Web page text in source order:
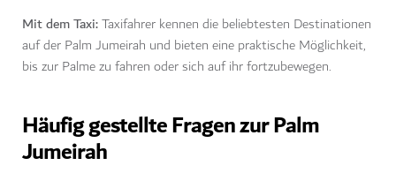
Mit dem Taxi:Taxifahrer kennen die beliebtesten Destinationen
auf der Palm Jumeirah und bieten eine praktische Möglichkeit,
bis zur Palme zu fahren oder sich auf ihr fortzubewegen.
Häufig gestellte Fragen zur Palm
Jumeirah